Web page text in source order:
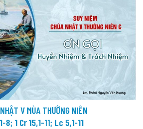
V MÙA THƯỜNG NIÊN
8; 1 Cr 15,1-11; Lc 5,1-11